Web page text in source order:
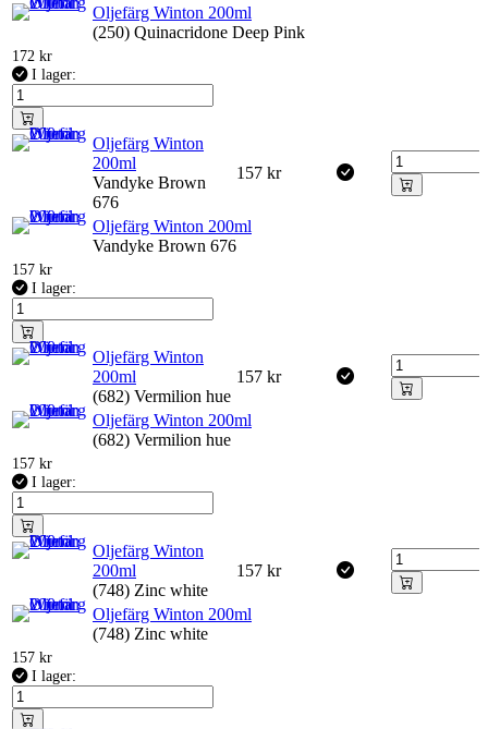
Oljefärg Winton 200ml
(250) Quinacridone Deep Pink
172 kr
I lager:
Oljefärg Winton
200ml
Vandyke Brown
676
157 kr
Oljefärg Winton 200ml
Vandyke Brown 676
157 kr
I lager:
Oljefärg Winton
200ml
(682) Vermilion hue
157 kr
Oljefärg Winton 200ml
(682) Vermilion hue
157 kr
I lager:
Oljefärg Winton
200ml
(748) Zinc white
157 kr
Oljefärg Winton 200ml
(748) Zinc white
157 kr
I lager: